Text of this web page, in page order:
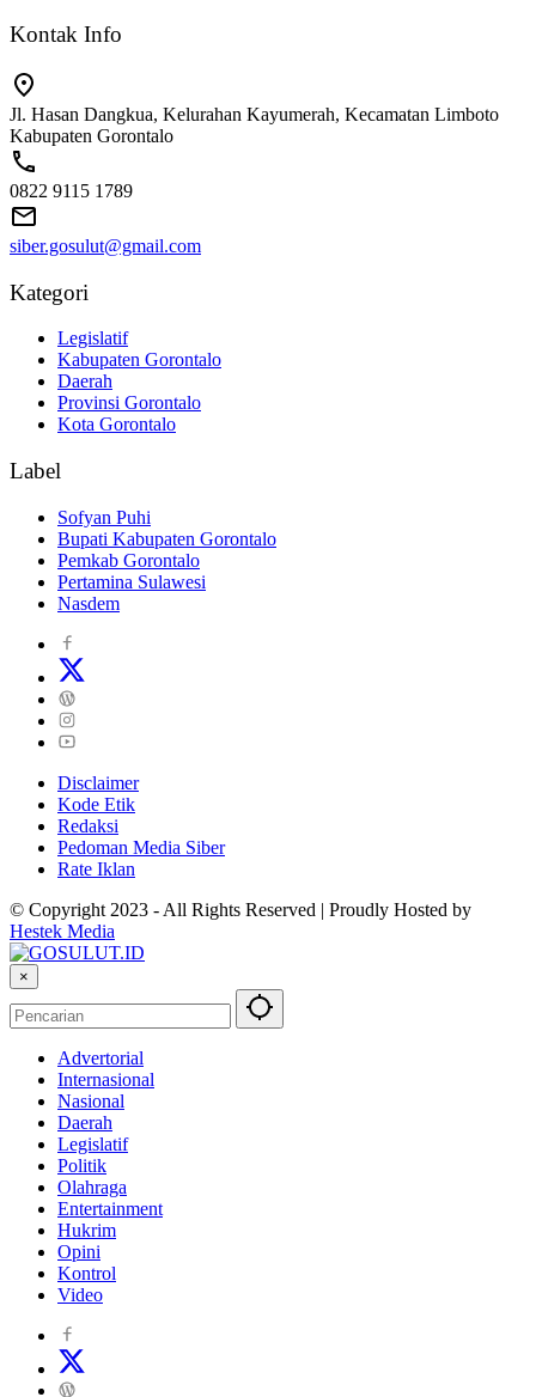
Kontak Info
Jl. Hasan Dangkua, Kelurahan Kayumerah, Kecamatan Limboto
Kabupaten Gorontalo
0822 9115 1789
siber.gosulut@gmail.com
Kategori
Legislatif
Kabupaten Gorontalo
Daerah
Provinsi Gorontalo
Kota Gorontalo
Label
Sofyan Puhi
Bupati Kabupaten Gorontalo
Pemkab Gorontalo
Pertamina Sulawesi
Nasdem
Disclaimer
Kode Etik
Redaksi
Pedoman Media Siber
Rate Iklan
© Copyright 2023 - All Rights Reserved | Proudly Hosted by
Hestek Media
×
Advertorial
Internasional
Nasional
Daerah
Legislatif
Politik
Olahraga
Entertainment
Hukrim
Opini
Kontrol
Video